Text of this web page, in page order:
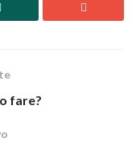
fare?